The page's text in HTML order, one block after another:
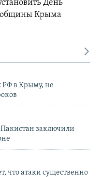
День
общины Крыма
в Крыму, не
заключили
что атаки существенно